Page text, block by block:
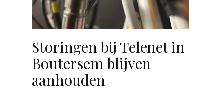
Storingen bij Telenet in
Boutersem blijven
aanhouden